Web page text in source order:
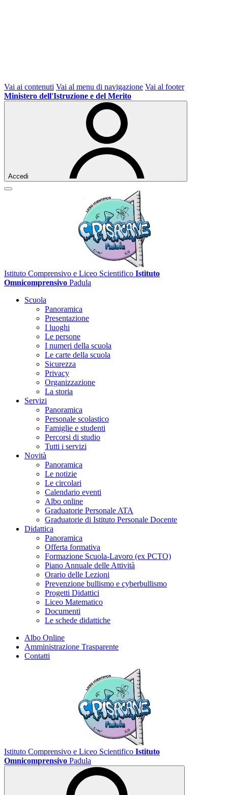
Vai ai contenuti Vai al menu di navigazione Vai al footer
Ministero dell'Istruzione e del Merito
Accedi
Istituto Comprensivo e Liceo Scientifico Istituto
Omnicomprensivo Padula
Scuola
Panoramica
Presentazione
I luoghi
Le persone
I numeri della scuola
Le carte della scuola
Sicurezza
Privacy
Organizzazione
La storia
Servizi
Panoramica
Personale scolastico
Famiglie e studenti
Percorsi di studio
Tutti i servizi
Novità
Panoramica
Le notizie
Le circolari
Calendario eventi
Albo online
Graduatorie Personale ATA
Graduatorie di Istituto Personale Docente
Didattica
Panoramica
Offerta formativa
Formazione Scuola-Lavoro (ex PCTO)
Piano Annuale delle Attività
Orario delle Lezioni
Prevenzione bullismo e cyberbullismo
Progetti Didattici
Liceo Matematico
Documenti
Le schede didattiche
Albo Online
Amministrazione Trasparente
Contatti
Istituto Comprensivo e Liceo Scientifico Istituto
Omnicomprensivo Padula